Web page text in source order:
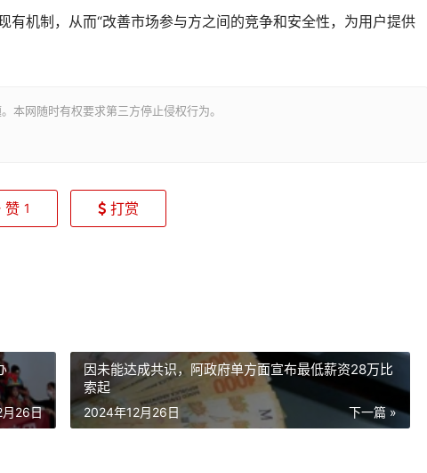
有机制，从而“改善市场参与方之间的竞争和安全性，为用户提供
本网随时有权要求第三方停止侵权行为。
赞 1 打赏
26日
因未能达成共识，阿政府单方面宣布最低薪资28万比
索起
下一篇 »
2024年12月26日